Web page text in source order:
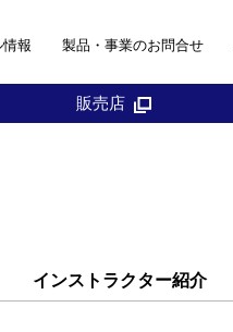
報 製品・事業のお問合せ
販売店
インストラクター紹介